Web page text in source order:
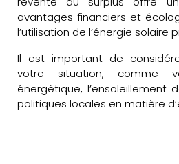
avantages financiers et
l’utilisation de l’énergie solaire
Il est important de
votre situation, comme
énergétique, l’ensoleillement
politiques locales en matière